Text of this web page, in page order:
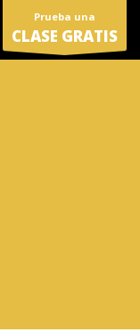
Prueba una
CLASE GRATIS